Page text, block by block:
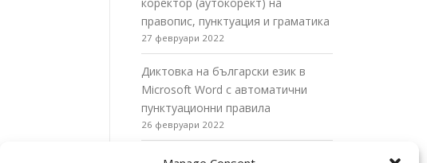
правопис, пунктуация и граматика
27 февруари 2022
Диктовка на български език в
Microsoft Word с автоматични
пунктуационни правила
26 февруари 2022
Диктовка на български език в